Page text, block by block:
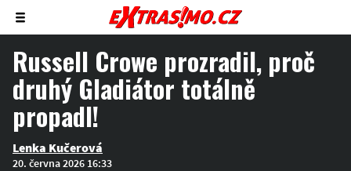
Zobrazit/skrýt
menu
Russell Crowe prozradil, proč
druhý Gladiátor totálně
propadl!
Lenka Kučerová
20. června 2026 16:33